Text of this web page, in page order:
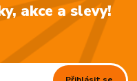
akce a slevy!